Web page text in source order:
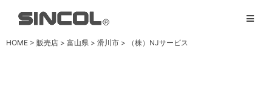
HOME > 販売店 > 富山県 > 滑川市 > （株）NJサービス